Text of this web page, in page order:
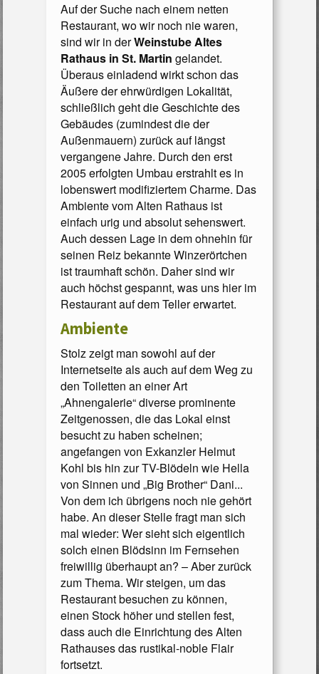
Auf der Suche nach einem netten
Restaurant, wo wir noch nie waren,
sind wir in derWeinstube Altes
Rathaus in St. Martingelandet.
Überaus einladend wirkt schon das
Äußere der ehrwürdigen Lokalität,
schließlich geht die Geschichte des
Gebäudes (zumindest die der
Außenmauern) zurück auf längst
vergangene Jahre. Durch den erst
2005 erfolgten Umbau erstrahlt es in
lobenswert modifiziertem Charme. Das
Ambiente vom Alten Rathaus ist
einfach urig und absolut sehenswert.
Auch dessen Lage in dem ohnehin für
seinen Reiz bekannte Winzerörtchen
ist traumhaft schön. Daher sind wir
auch höchst gespannt, was uns hier im
Restaurant auf dem Teller erwartet.
Ambiente
Stolz zeigt man sowohl auf der
Internetseite als auch auf dem Weg zu
den Toiletten an einer Art
„Ahnengalerie“ diverse prominente
Zeitgenossen, die das Lokal einst
besucht zu haben scheinen;
angefangen von Exkanzler Helmut
Kohl bis hin zur TV-Blödeln wie Hella
von Sinnen und „Big Brother“ Dani...
Von dem ich übrigens noch nie gehört
habe. An dieser Stelle fragt man sich
mal wieder: Wer sieht sich eigentlich
solch einen Blödsinn im Fernsehen
freiwillig überhaupt an? – Aber zurück
zum Thema. Wir steigen, um das
Restaurant besuchen zu können,
einen Stock höher und stellen fest,
dass auch die Einrichtung des Alten
Rathauses das rustikal-noble Flair
fortsetzt.